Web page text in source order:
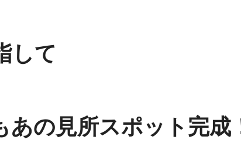
して
あの見所スポット完成